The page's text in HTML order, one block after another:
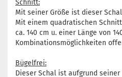
Schnitt:
Mit seiner Größe ist dieser
Mit einem quadratischen
ca. 140 cm u. einer Länge von
Kombinationsmöglichkeiten
Bügelfrei:
Dieser Schal ist aufgrund